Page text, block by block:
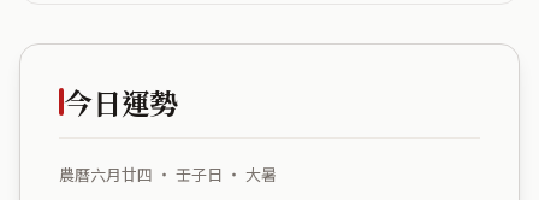
今日運勢
農曆六月廿四 ・ 壬子日 ・ 大暑